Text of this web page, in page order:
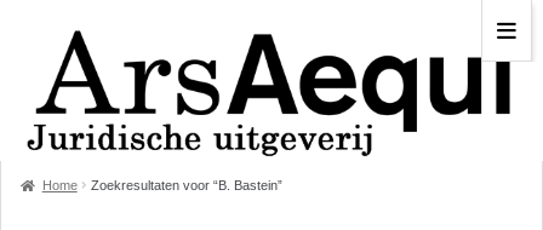
Home Zoekresultaten voor “B. Bastein”